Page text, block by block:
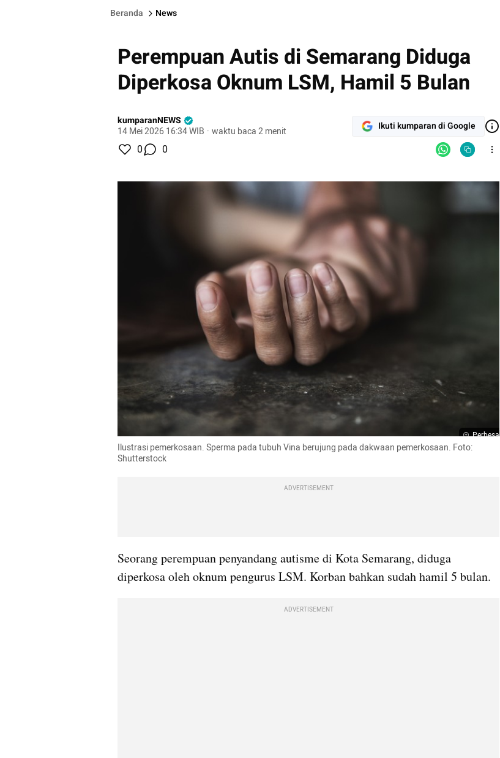
Beranda News
Perempuan Autis di Semarang Diduga
Diperkosa Oknum LSM, Hamil 5 Bulan
kumparanNEWS
14 Mei 2026 16:34 WIB · waktu baca 2 menit Ikuti kumparan di Google
0 0
Perbesar
Ilustrasi pemerkosaan. Sperma pada tubuh Vina berujung pada dakwaan pemerkosaan. Foto:
Shutterstock
ADVERTISEMENT
Seorang perempuan penyandang autisme di Kota Semarang, diduga
diperkosa oleh oknum pengurus LSM. Korban bahkan sudah hamil 5 bulan.
ADVERTISEMENT